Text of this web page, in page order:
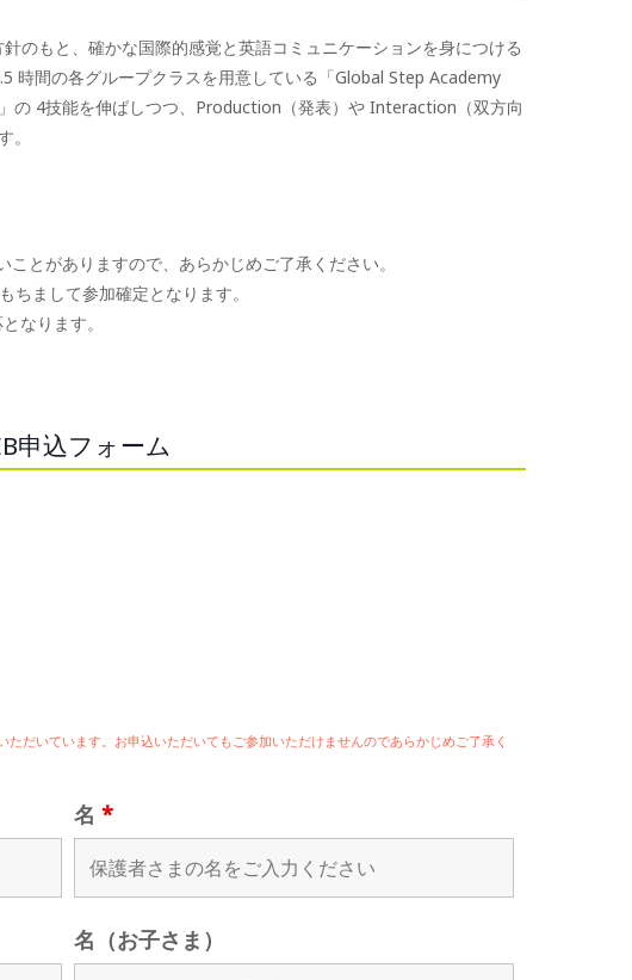
のもと、確かな国際的感覚と英語コミュニケーションを身につける
時間の各グループクラスを用意している「Global Step Academy
の 4技能を伸ばしつつ、Production（発表）や Interaction（双方向
。
とがありますので、あらかじめご了承ください。
ちまして参加確定となります。
なります。
申込フォーム
ただいています。お申込いただいてもご参加いただけませんのであらかじめご了承く
名*
名（お子さま）